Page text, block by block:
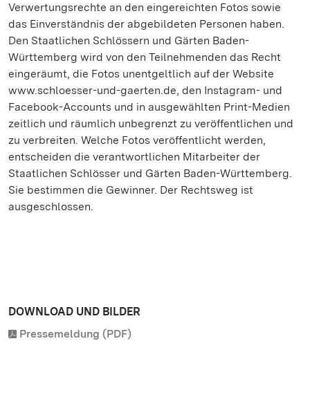
Verwertungsrechte an den eingereichten Fotos sowie
das Einverständnis der abgebildeten Personen haben.
Den Staatlichen Schlössern und Gärten Baden-
Württemberg wird von den Teilnehmenden das Recht
eingeräumt, die Fotos unentgeltlich auf der Website
www.schloesser-und-gaerten.de, den Instagram- und
Facebook-Accounts und in ausgewählten Print-Medien
zeitlich und räumlich unbegrenzt zu veröffentlichen und
zu verbreiten. Welche Fotos veröffentlicht werden,
entscheiden die verantwortlichen Mitarbeiter der
Staatlichen Schlösser und Gärten Baden-Württemberg.
Sie bestimmen die Gewinner. Der Rechtsweg ist
ausgeschlossen.
DOWNLOAD UND BILDER
Pressemeldung (PDF)